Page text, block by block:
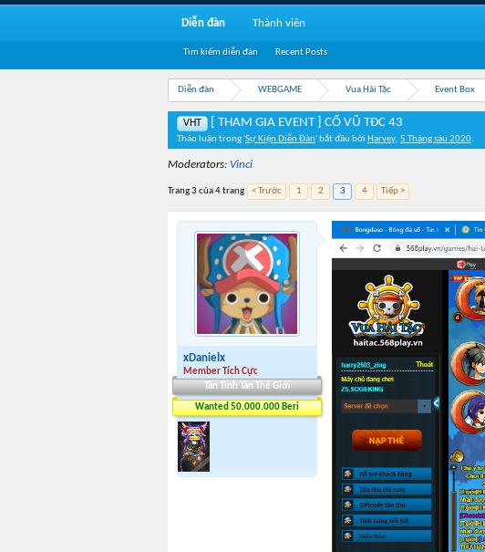
Diễn đàn WEBGAME Vua Hải Tặc Event Box
VHT [ THAM GIA EVENT ] CỔ VŨ TĐC 43
Thảo luận trong 'Sự Kiện Diễn Đàn' bắt đầu bởi Harvey, 5 Tháng sáu 2020.
Moderators: Vinci
Trang 3 của 4 trang < Trước 1 2 3 4 Tiếp >
xDanielx
Member Tích Cực
Tân Tinh Tân Thế Giới
Wanted 50.000.000 Beri
Diễn đàn
Tìm kiếm diễn đàn Recent Posts
Thành viên